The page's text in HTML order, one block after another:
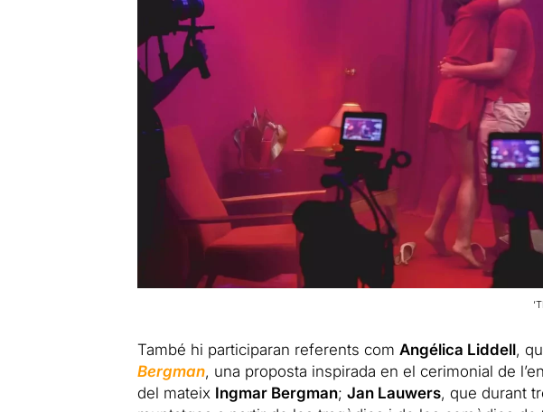
També hi participaran referents com Angélica Liddell,
Bergman, una proposta inspirada en el cerimonial de
del mateix Ingmar Bergman; Jan Lauwers, que durant